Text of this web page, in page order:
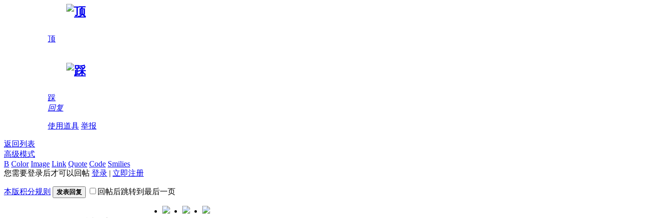
顶
踩
回复
使用道具 举报
返回列表
高级模式
B Color Image Link Quote Code Smilies
您需要登录后才可以回帖 登录 | 立即注册
本版积分规则 发表回复 回帖后跳转到最后一页